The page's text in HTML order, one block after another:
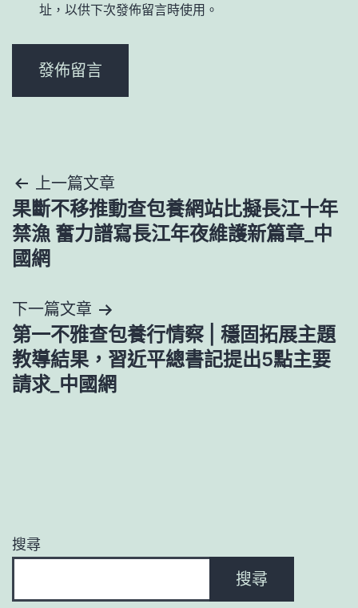
址，以供下次發佈留言時使用。
文
章
導
覽
上一篇文章
果斷不移推動查包養網站比擬長江十年
禁漁 奮力譜寫長江年夜維護新篇章_中
國網
下一篇文章
第一不雅查包養行情察 | 穩固拓展主題
教導結果，習近平總書記提出5點主要
請求_中國網
搜尋
搜尋